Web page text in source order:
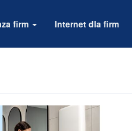
firm Internet dla firm